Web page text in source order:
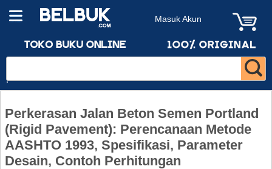
Masuk Akun
Perkerasan Jalan Beton Semen Portland
(Rigid Pavement): Perencanaan Metode
AASHTO 1993, Spesifikasi, Parameter
Desain, Contoh Perhitungan